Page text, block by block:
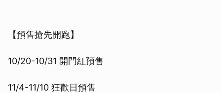
【預售搶先開跑】
10/20-10/31 開門紅預售
11/4-11/10 狂歡日預售